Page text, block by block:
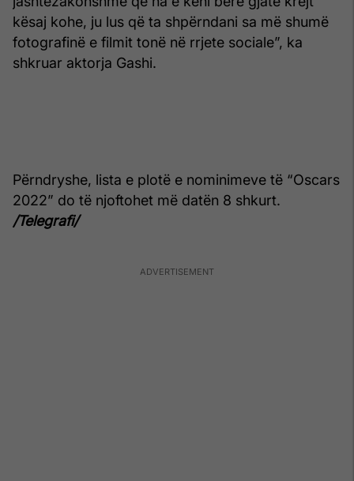
kësaj kohe, ju lus që ta shpërndani sa më shumë
fotografinë e filmit tonë në rrjete sociale”, ka
shkruar aktorja Gashi.
Përndryshe, lista e plotë e nominimeve të “Oscars
2022” do të njoftohet më datën 8 shkurt.
/Telegrafi/